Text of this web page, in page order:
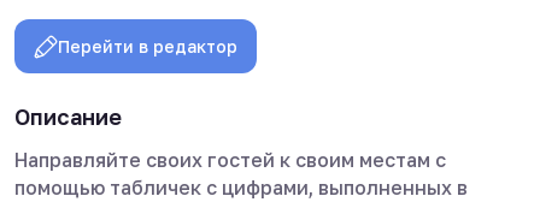
Перейти в редактор
Описание
Направляйте своих гостей к своим местам с
помощью табличек с цифрами, выполненных в